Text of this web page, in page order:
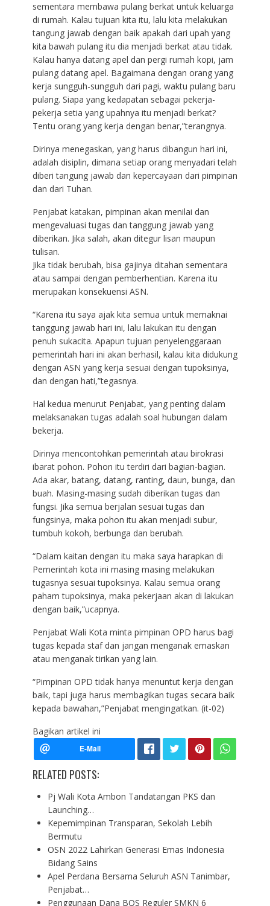
sementara membawa pulang berkat untuk keluarga
di rumah. Kalau tujuan kita itu, lalu kita melakukan
tangung jawab dengan baik apakah dari upah yang
kita bawah pulang itu dia menjadi berkat atau tidak.
Kalau hanya datang apel dan pergi rumah kopi, jam
pulang datang apel. Bagaimana dengan orang yang
kerja sungguh-sungguh dari pagi, waktu pulang baru
pulang. Siapa yang kedapatan sebagai pekerja-
pekerja setia yang upahnya itu menjadi berkat?
Tentu orang yang kerja dengan benar,”terangnya.
Dirinya menegaskan, yang harus dibangun hari ini,
adalah disiplin, dimana setiap orang menyadari telah
diberi tangung jawab dan kepercayaan dari pimpinan
dan dari Tuhan.
Penjabat katakan, pimpinan akan menilai dan
mengevaluasi tugas dan tanggung jawab yang
diberikan. Jika salah, akan ditegur lisan maupun
tulisan.
Jika tidak berubah, bisa gajinya ditahan sementara
atau sampai dengan pemberhentian. Karena itu
merupakan konsekuensi ASN.
“Karena itu saya ajak kita semua untuk memaknai
tanggung jawab hari ini, lalu lakukan itu dengan
penuh sukacita. Apapun tujuan penyelenggaraan
pemerintah hari ini akan berhasil, kalau kita didukung
dengan ASN yang kerja sesuai dengan tupoksinya,
dan dengan hati,”tegasnya.
Hal kedua menurut Penjabat, yang penting dalam
melaksanakan tugas adalah soal hubungan dalam
bekerja.
Dirinya mencontohkan pemerintah atau birokrasi
ibarat pohon. Pohon itu terdiri dari bagian-bagian.
Ada akar, batang, datang, ranting, daun, bunga, dan
buah. Masing-masing sudah diberikan tugas dan
fungsi. Jika semua berjalan sesuai tugas dan
fungsinya, maka pohon itu akan menjadi subur,
tumbuh kokoh, berbunga dan berubah.
“Dalam kaitan dengan itu maka saya harapkan di
Pemerintah kota ini masing masing melakukan
tugasnya sesuai tupoksinya. Kalau semua orang
paham tupoksinya, maka pekerjaan akan di lakukan
dengan baik,”ucapnya.
Penjabat Wali Kota minta pimpinan OPD harus bagi
tugas kepada staf dan jangan menganak emaskan
atau menganak tirikan yang lain.
“Pimpinan OPD tidak hanya menuntut kerja dengan
baik, tapi juga harus membagikan tugas secara baik
kepada bawahan,”Penjabat mengingatkan. (it-02)
Bagikan artikel ini
RELATED POSTS:
Pj Wali Kota Ambon Tandatangan PKS dan
Launching…
Kepemimpinan Transparan, Sekolah Lebih
Bermutu
OSN 2022 Lahirkan Generasi Emas Indonesia
Bidang Sains
Apel Perdana Bersama Seluruh ASN Tanimbar,
Penjabat…
Penggunaan Dana BOS Reguler SMKN 6